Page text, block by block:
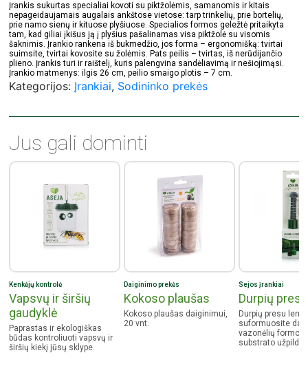
Įrankis sukurtas specialiai kovoti su piktžolėmis, samanomis ir kitais
nepageidaujamais augalais ankštose vietose: tarp trinkelių, prie bortelių,
prie namo sienų ir kituose plyšiuose. Specialios formos geležtė pritaikyta
tam, kad giliai įkišus ją į plyšius pašalinamas visa piktžolė su visomis
šaknimis. Įrankio rankena iš bukmedžio, jos forma – ergonomišką: tvirtai
suimsite, tvirtai kovosite su žolėmis. Pats peilis – tvirtas, iš nerūdijančio
plieno. Įrankis turi ir raištelį, kuris palengvina sandėliavimą ir nešiojimąsi.
Įrankio matmenys: ilgis 26 cm, peilio smaigo plotis – 7 cm.
Kategorijos: Įrankiai, Sodininko prekės
Jus gali dominti
Kenkėjų kontrolė
Vapsvų ir širšių
gaudyklė
Paprastas ir ekologiškas
būdas kontroliuoti vapsvų ir
širšių kiekį jūsų sklype.
Daiginimo prekės
Kokoso plaušas
Kokoso plaušas daiginimui,
20 vnt.
Sejos įrankiai
Durpių
Durpių presu
suformuosite
vazonėlių formos
substrato